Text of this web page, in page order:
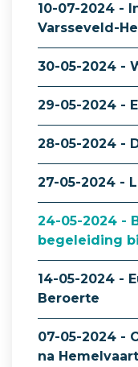
10-07-2024 -
Varsseveld-
30-05-2024 -
29-05-2024 -
28-05-2024 -
27-05-2024 -
24-05-2024 -
begeleiding
14-05-2024 -
Beroerte
07-05-2024 -
na